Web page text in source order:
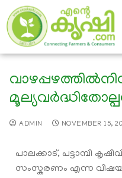
ADMIN NOVEMBER 15,
പാലക്കാട്, പട്ടാമ്പി
സംസ്കരണം എന്ന